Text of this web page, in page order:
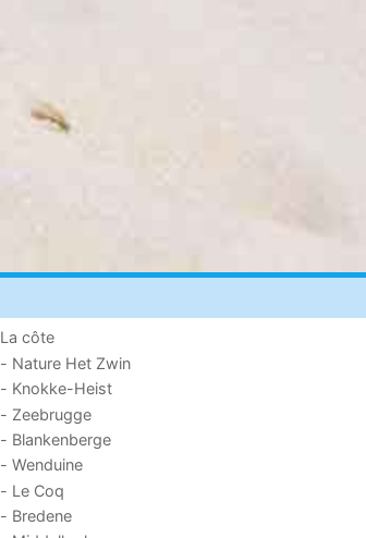
La côte
- Nature Het Zwin
- Knokke-Heist
- Zeebrugge
- Blankenberge
- Wenduine
- Le Coq
- Bredene